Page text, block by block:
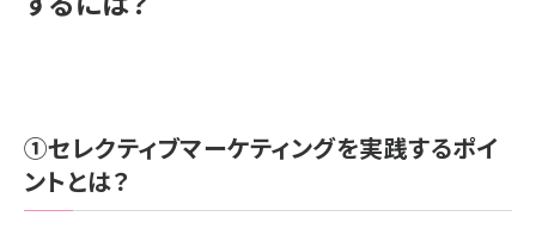
①セレクティブマーケティングを実践するポイ
ントとは？